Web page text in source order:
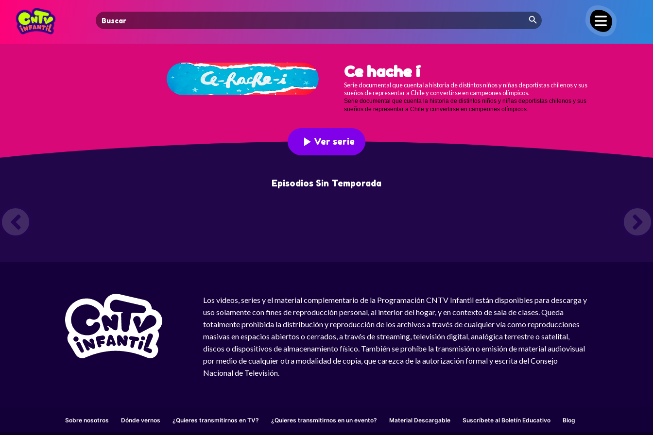
Search
for:
Search Button
Ce hache í
Serie documental que cuenta la historia de distintos niños y niñas deportistas chilenos y sus
sueños de representar a Chile y convertirse en campeones olímpicos.
Serie documental que cuenta la historia de distintos niños y niñas deportistas chilenos y sus
sueños de representar a Chile y convertirse en campeones olímpicos.
Ver serie
Episodios Sin Temporada
Los videos, series y el material complementario de la Programación CNTV Infantil están disponibles para descarga y
uso solamente con fines de reproducción personal, al interior del hogar, y en contexto de sala de clases. Queda
totalmente prohibida la distribución y reproducción de los archivos a través de cualquier vía como reproducciones
masivas en espacios abiertos o cerrados, a través de streaming, televisión digital, analógica terrestre o satelital,
discos o dispositivos de almacenamiento físico. También se prohíbe la transmisión o emisión de material audiovisual
por medio de cualquier otra modalidad de copia, que carezca de la autorización formal y escrita del Consejo
Nacional de Televisión.
Sobre nosotros Dónde vernos ¿Quieres transmitirnos en TV? ¿Quieres transmitirnos en un evento? Material Descargable Suscríbete al Boletín Educativo Blog